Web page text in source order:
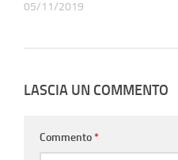
05/11/2019
LASCIA UN COMMENTO
Commento*